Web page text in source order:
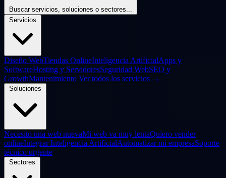
Buscar servicios, soluciones o sectores...
Servicios
Diseño WebTiendas OnlineInteligencia ArtificialApps y
SoftwareHosting y ServidoresSeguridad WebSEO y
GrowthMantenimiento Ver todos los servicios →
Soluciones
Necesito una web nuevaMi web va muy lentaQuiero vender
onlineIntegrar Inteligencia ArtificialAutomatizar mi empresaSoporte
técnico urgente
Sectores